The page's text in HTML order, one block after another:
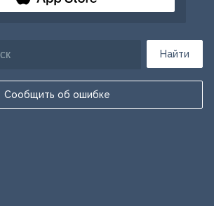
Найти
Сообщить об ошибке